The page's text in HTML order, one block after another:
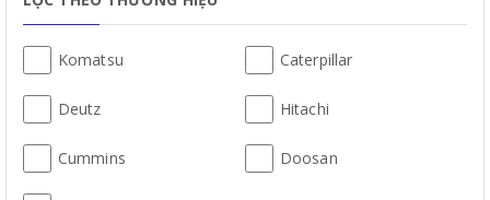
Komatsu Caterpillar
Deutz Hitachi
Cummins Doosan